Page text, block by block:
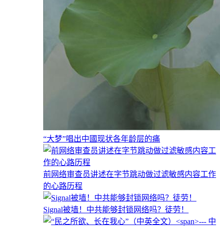
“大梦”唱出中國现状各年龄层的痛
前网络审查员讲述在字节跳动做过滤敏感内容工作
的心路历程
Signal被墙！中共能够封锁网络吗？徒劳！